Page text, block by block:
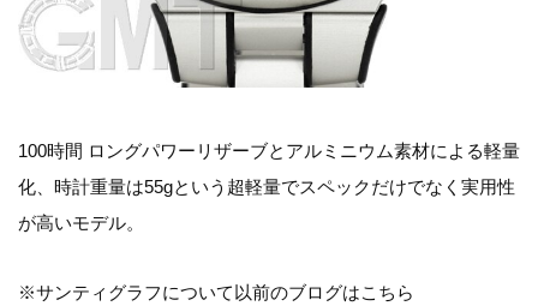
100時間 ロングパワーリザーブとアルミニウム素材による軽量
化、時計重量は55gという超軽量でスペックだけでなく実用性
が高いモデル。
※サンティグラフについて以前のブログはこちら